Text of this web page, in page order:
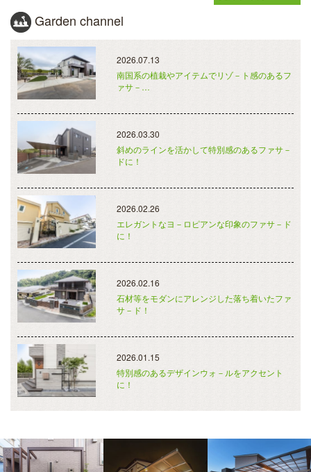
Garden channel
2026.07.13
南国系の植栽やアイテムでリゾ－ト感のあるフ
ァサ－…
2026.03.30
斜めのラインを活かして特別感のあるファサ－
ドに！
2026.02.26
エレガントなヨ－ロピアンな印象のファサ－ド
に！
2026.02.16
石材等をモダンにアレンジした落ち着いたファ
サ－ド！
2026.01.15
特別感のあるデザインウォ－ルをアクセント
に！